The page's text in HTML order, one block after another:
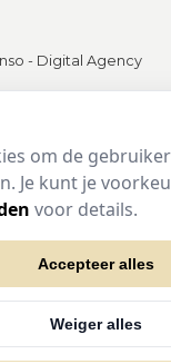
- Digital Agency
om de
Je kunt je
voor details.
Accepteer alles
Weiger alles